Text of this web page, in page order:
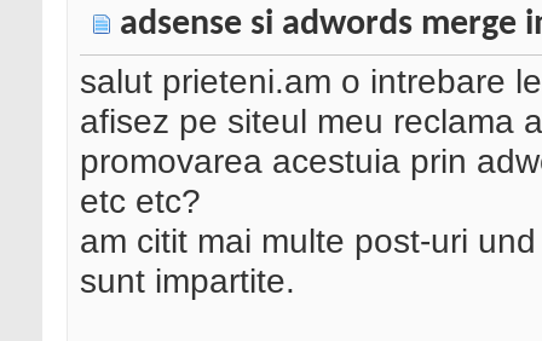
adsense si adwords merge
salut prieteni.am o intrebare
afisez pe siteul meu reclama
promovarea acestuia prin
etc etc?
am citit mai multe post-uri
sunt impartite.